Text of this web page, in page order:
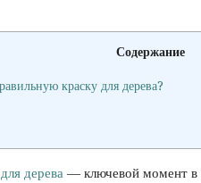
Содержание
краску для дерева?
дерева — ключевой момент в